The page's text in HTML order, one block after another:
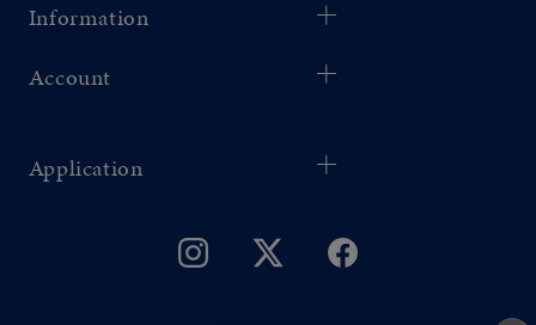
Information
Account
Application